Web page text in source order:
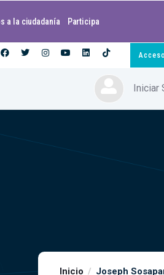
a la ciudadanía Participa
Iniciar
Inicio Joseph